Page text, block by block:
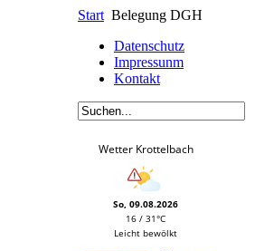
Start Belegung DGH
Datenschutz
Impressunm
Kontakt
Wetter Krottelbach
So, 09.08.2026
16 / 31°C
Leicht bewölkt